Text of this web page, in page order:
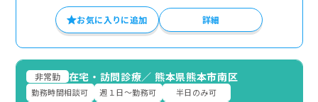
お気に入りに追加 詳細
非常勤 在宅・訪問診療／ 熊本県熊本市南区
勤務時間相談可 週１日～勤務可
半日のみ可